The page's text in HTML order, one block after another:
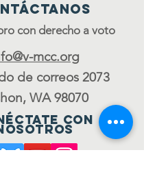
con derecho a voto
mcc.org
de correos 2073
WA 98070
con